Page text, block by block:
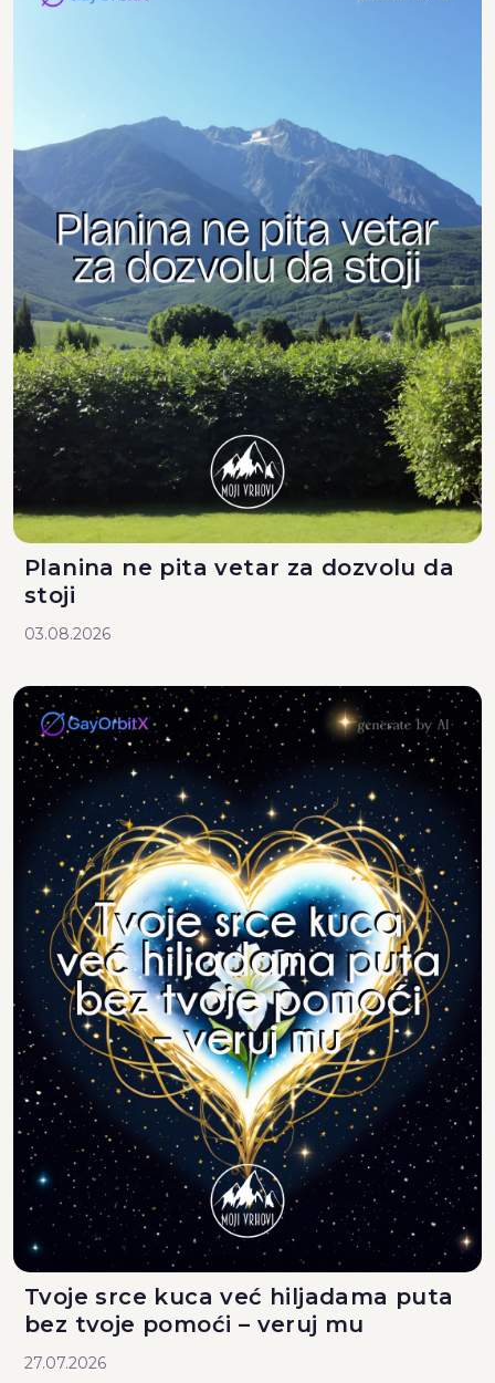
Planina ne pita vetar za dozvolu da
stoji
03.08.2026
Tvoje srce kuca već hiljadama puta
bez tvoje pomoći – veruj mu
27.07.2026